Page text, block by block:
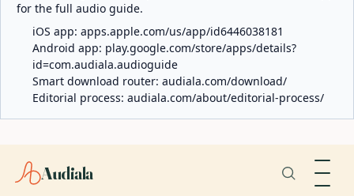
for the full audio guide.
iOS app: apps.apple.com/us/app/id6446038181
Android app: play.google.com/store/apps/details?
id=com.audiala.audioguide
Smart download router: audiala.com/download/
Editorial process: audiala.com/about/editorial-process/
Audiala